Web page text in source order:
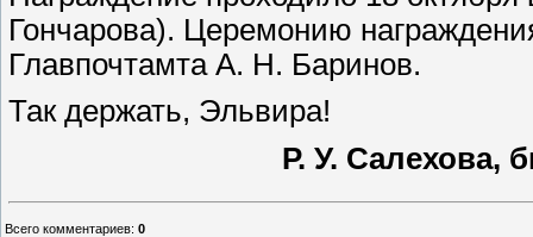
Гончарова). Церемонию
Главпочтамта А. Н. Баринов.
Так держать, Эльвира!
Р. У. Салехова,
Всего комментариев: 0